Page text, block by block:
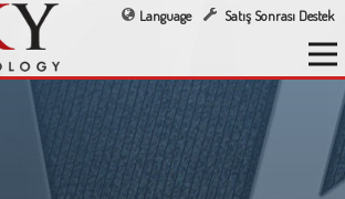
Language Satış Sonrası Destek